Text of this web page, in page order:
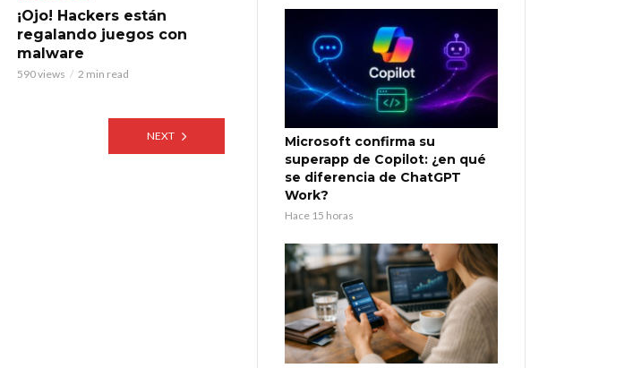
¡Ojo! Hackers están
regalando juegos con
malware
590 views 2 min read
NEXT
Microsoft confirma su
superapp de Copilot: ¿en qué
se diferencia de ChatGPT
Work?
Hace 15 horas